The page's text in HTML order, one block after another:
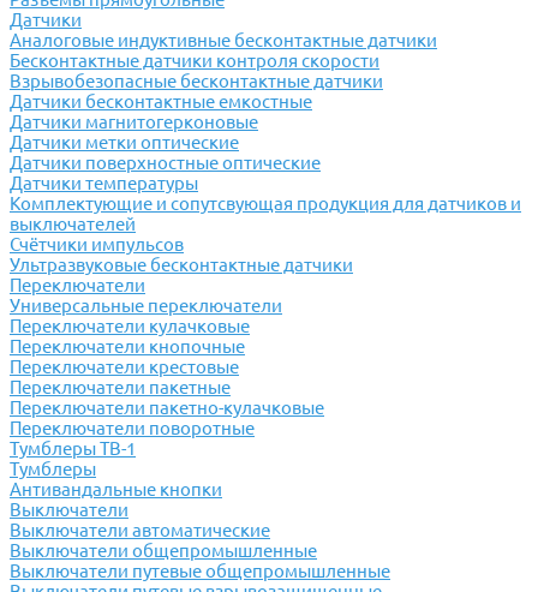
Датчики
Аналоговые индуктивные бесконтактные датчики
Бесконтактные датчики контроля скорости
Взрывобезопасные бесконтактные датчики
Датчики бесконтактные емкостные
Датчики магнитогерконовые
Датчики метки оптические
Датчики поверхностные оптические
Датчики температуры
Комплектующие и сопутсвующая продукция для датчиков и
выключателей
Счётчики импульсов
Ультразвуковые бесконтактные датчики
Переключатели
Универсальные переключатели
Переключатели кулачковые
Переключатели кнопочные
Переключатели крестовые
Переключатели пакетные
Переключатели пакетно-кулачковые
Переключатели поворотные
Тумблеры ТВ-1
Тумблеры
Антивандальные кнопки
Выключатели
Выключатели автоматические
Выключатели общепромышленные
Выключатели путевые общепромышленные